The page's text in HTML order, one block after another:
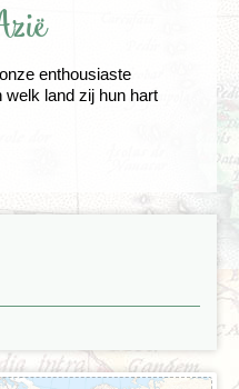
enthousiaste
welk land zij hun hart